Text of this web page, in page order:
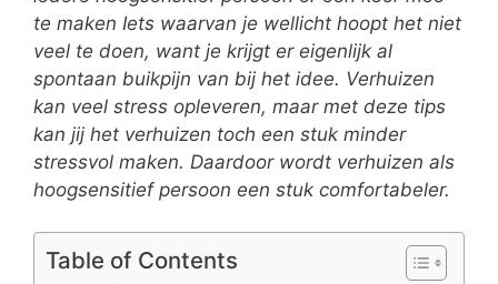
te maken Iets waarvan je wellicht hoopt het niet
veel te doen, want je krijgt er eigenlijk al
spontaan buikpijn van bij het idee. Verhuizen
kan veel stress opleveren, maar met deze tips
kan jij het verhuizen toch een stuk minder
stressvol maken. Daardoor wordt verhuizen als
hoogsensitief persoon een stuk comfortabeler.
Table of Contents